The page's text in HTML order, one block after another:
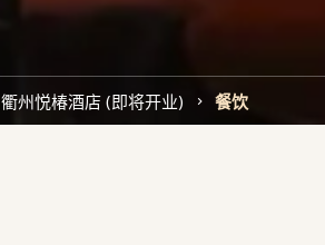
衢州悦椿酒店 (即将开业) 餐饮